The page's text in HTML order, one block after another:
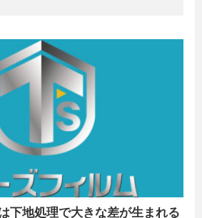
下地処理で大きな差が生まれる